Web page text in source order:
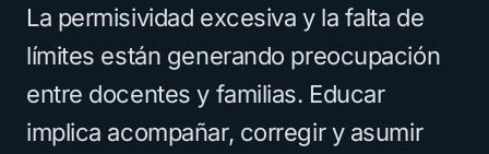
La permisividad excesiva y la falta de
límites están generando preocupación
entre docentes y familias. Educar
implica acompañar, corregir y asumir